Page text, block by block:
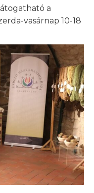
a
vasárnap 10-18